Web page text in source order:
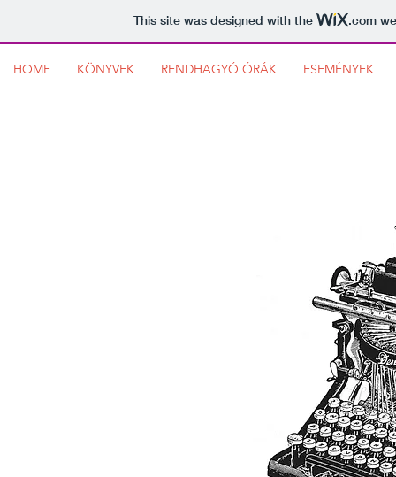
This site was designed with the .com
HOME KÖNYVEK RENDHAGYÓ ÓRÁK ESEMÉNYEK